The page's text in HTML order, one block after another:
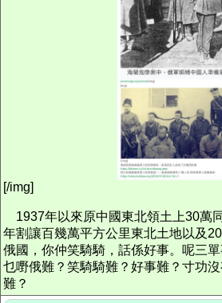
[/img]
1937年以來原中國東北領土上30萬
年割讓百幾萬平方公里東北土地以及
俄國，你仲笑騎騎，話係好事。呢三
乜嘢俄難？笑騎騎難？好事難？寸功
難？